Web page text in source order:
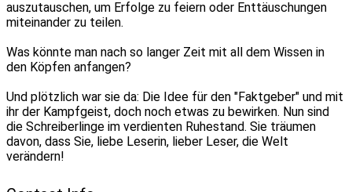
auszutauschen, um Erfolge zu feiern oder Enttäuschungen
miteinander zu teilen.
Was könnte man nach so langer Zeit mit all dem Wissen in
den Köpfen anfangen?
Und plötzlich war sie da: Die Idee für den "Faktgeber" und mit
ihr der Kampfgeist, doch noch etwas zu bewirken. Nun sind
die Schreiberlinge im verdienten Ruhestand. Sie träumen
davon, dass Sie, liebe Leserin, lieber Leser, die Welt
verändern!